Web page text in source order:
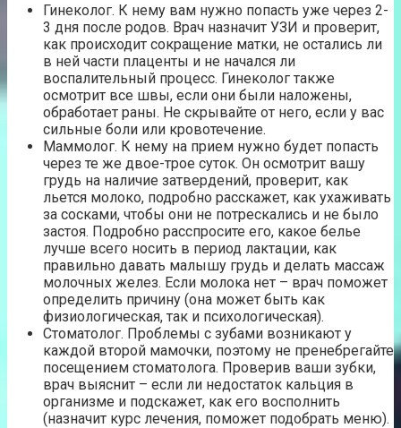
Гинеколог. К нему вам нужно попасть уже через 2-
3 дня после родов. Врач назначит УЗИ и проверит,
как происходит сокращение матки, не остались ли
в ней части плаценты и не начался ли
воспалительный процесс. Гинеколог также
осмотрит все швы, если они были наложены,
обработает раны. Не скрывайте от него, если у вас
сильные боли или кровотечение.
Маммолог. К нему на прием нужно будет попасть
через те же двое-трое суток. Он осмотрит вашу
грудь на наличие затвердений, проверит, как
льется молоко, подробно расскажет, как ухаживать
за сосками, чтобы они не потрескались и не было
застоя. Подробно расспросите его, какое белье
лучше всего носить в период лактации, как
правильно давать малышу грудь и делать массаж
молочных желез. Если молока нет – врач поможет
определить причину (она может быть как
физиологическая, так и психологическая).
Стоматолог. Проблемы с зубами возникают у
каждой второй мамочки, поэтому не пренебрегайте
посещением стоматолога. Проверив ваши зубки,
врач выяснит – если ли недостаток кальция в
организме и подскажет, как его восполнить
(назначит курс лечения, поможет подобрать меню).